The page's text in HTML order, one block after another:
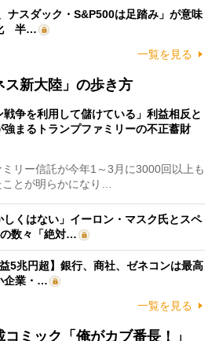
ナスダック・S&P500は足踏み」が意味
半…
一覧を見る
ス新大陸」の歩き方
戦争を利用して儲けている」利益相反と
強まるトランプファミリーの不正蓄財
リー信託が今年1～3月に3000回以上も
とが明らかになり…
しくはない」イーロン・マスク氏とスペ
数々「絶対…
5兆円超】銀行、商社、ゼネコンは最高
企業・…
一覧を見る
ミック「俺がカブ番長！」